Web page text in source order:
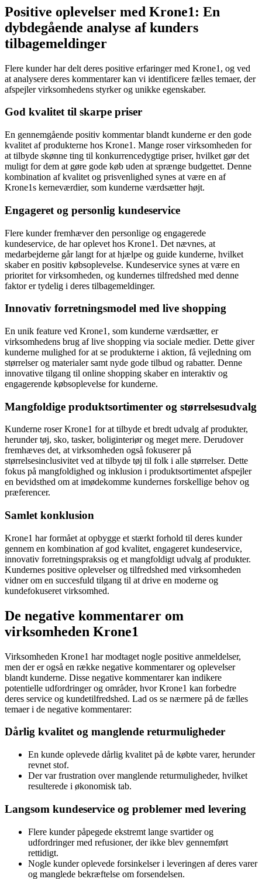
Positive oplevelser med Krone1: En
dybdegående analyse af kunders
tilbagemeldinger
Flere kunder har delt deres positive erfaringer med Krone1, og ved
at analysere deres kommentarer kan vi identificere fælles temaer, der
afspejler virksomhedens styrker og unikke egenskaber.
God kvalitet til skarpe priser
En gennemgående positiv kommentar blandt kunderne er den gode
kvalitet af produkterne hos Krone1. Mange roser virksomheden for
at tilbyde skønne ting til konkurrencedygtige priser, hvilket gør det
muligt for dem at gøre gode køb uden at sprænge budgettet. Denne
kombination af kvalitet og prisvenlighed synes at være en af
Krone1s kerneværdier, som kunderne værdsætter højt.
Engageret og personlig kundeservice
Flere kunder fremhæver den personlige og engagerede
kundeservice, de har oplevet hos Krone1. Det nævnes, at
medarbejderne går langt for at hjælpe og guide kunderne, hvilket
skaber en positiv købsoplevelse. Kundeservice synes at være en
prioritet for virksomheden, og kundernes tilfredshed med denne
faktor er tydelig i deres tilbagemeldinger.
Innovativ forretningsmodel med live shopping
En unik feature ved Krone1, som kunderne værdsætter, er
virksomhedens brug af live shopping via sociale medier. Dette giver
kunderne mulighed for at se produkterne i aktion, få vejledning om
størrelser og materialer samt nyde gode tilbud og rabatter. Denne
innovative tilgang til online shopping skaber en interaktiv og
engagerende købsoplevelse for kunderne.
Mangfoldige produktsortimenter og størrelsesudvalg
Kunderne roser Krone1 for at tilbyde et bredt udvalg af produkter,
herunder tøj, sko, tasker, boliginteriør og meget mere. Derudover
fremhæves det, at virksomheden også fokuserer på
størrelsesinclusivitet ved at tilbyde tøj til folk i alle størrelser. Dette
fokus på mangfoldighed og inklusion i produktsortimentet afspejler
en bevidsthed om at imødekomme kundernes forskellige behov og
præferencer.
Samlet konklusion
Krone1 har formået at opbygge et stærkt forhold til deres kunder
gennem en kombination af god kvalitet, engageret kundeservice,
innovativ forretningspraksis og et mangfoldigt udvalg af produkter.
Kundernes positive oplevelser og tilfredshed med virksomheden
vidner om en succesfuld tilgang til at drive en moderne og
kundefokuseret virksomhed.
De negative kommentarer om
virksomheden Krone1
Virksomheden Krone1 har modtaget nogle positive anmeldelser,
men der er også en række negative kommentarer og oplevelser
blandt kunderne. Disse negative kommentarer kan indikere
potentielle udfordringer og områder, hvor Krone1 kan forbedre
deres service og kundetilfredshed. Lad os se nærmere på de fælles
temaer i de negative kommentarer:
Dårlig kvalitet og manglende returmuligheder
En kunde oplevede dårlig kvalitet på de købte varer, herunder
revnet stof.
Der var frustration over manglende returmuligheder, hvilket
resulterede i økonomisk tab.
Langsom kundeservice og problemer med levering
Flere kunder påpegede ekstremt lange svartider og
udfordringer med refusioner, der ikke blev gennemført
rettidigt.
Nogle kunder oplevede forsinkelser i leveringen af deres varer
og manglede bekræftelse om forsendelsen.